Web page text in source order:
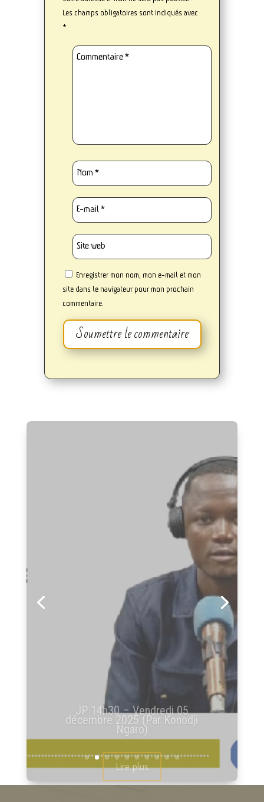
Les champs obligatoires sont indiqués avec
*
Enregistrer mon nom, mon e-mail et mon
site dans le navigateur pour mon prochain
commentaire.
Soumettre le commentaire
JP 14h30 – Mercredi 03
décembre 2025 (Par Konodji
Ngaro)